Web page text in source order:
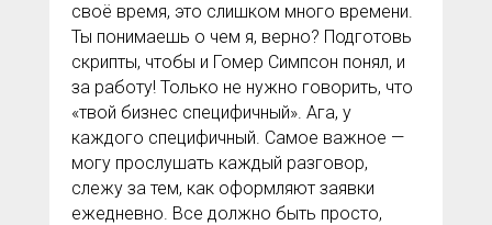
своё время, это слишком много времени.
Ты понимаешь о чем я, верно? Подготовь
скрипты, чтобы и Гомер Симпсон понял, и
за работу! Только не нужно говорить, что
«твой бизнес специфичный». Ага, у
каждого специфичный. Самое важное —
могу прослушать каждый разговор,
слежу за тем, как оформляют заявки
ежедневно. Все должно быть просто,